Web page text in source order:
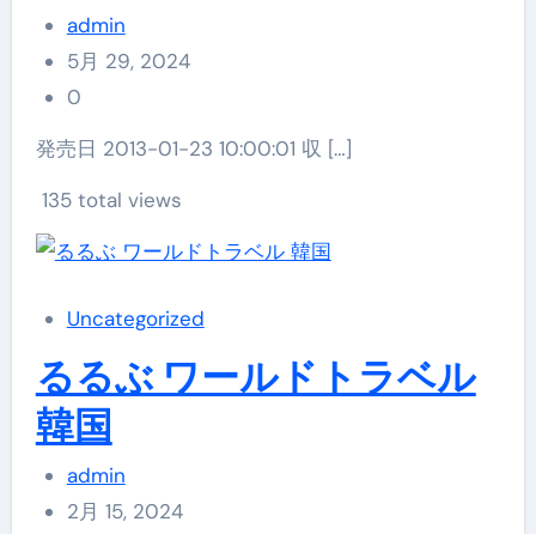
admin
5月 29, 2024
0
発売日 2013-01-23 10:00:01 収 […]
135 total views
Uncategorized
るるぶ ワールドトラベル
韓国
admin
2月 15, 2024